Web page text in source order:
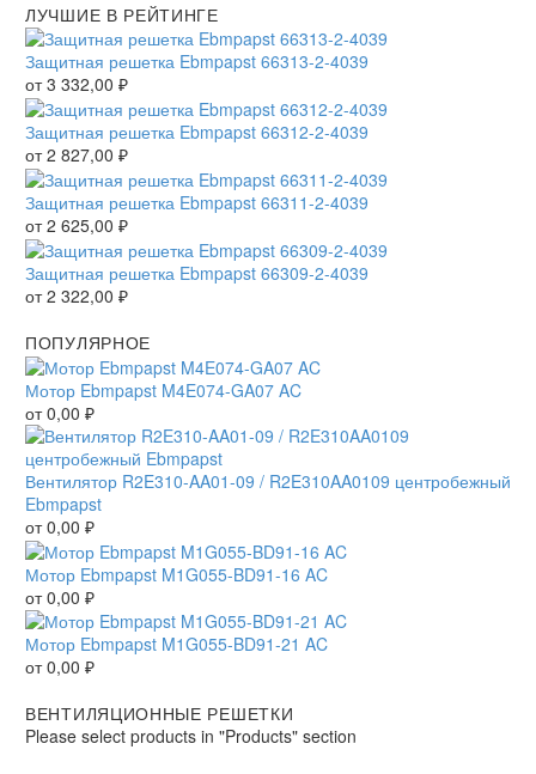
ЛУЧШИЕ В РЕЙТИНГЕ
Защитная решетка Ebmpapst 66313-2-4039
от3 332,00 ₽
Защитная решетка Ebmpapst 66312-2-4039
от2 827,00 ₽
Защитная решетка Ebmpapst 66311-2-4039
от2 625,00 ₽
Защитная решетка Ebmpapst 66309-2-4039
от2 322,00 ₽
ПОПУЛЯРНОЕ
Мотор Ebmpapst M4E074-GA07 AC
от0,00 ₽
Вентилятор R2E310-AA01-09 / R2E310AA0109 центробежный
Ebmpapst
от0,00 ₽
Мотор Ebmpapst M1G055-BD91-16 AC
от0,00 ₽
Мотор Ebmpapst M1G055-BD91-21 AC
от0,00 ₽
ВЕНТИЛЯЦИОННЫЕ РЕШЕТКИ
Please select products in "Products" section